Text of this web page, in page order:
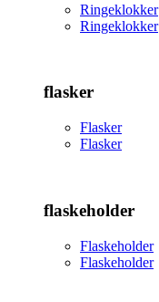
Ringeklokker
Ringeklokker
flasker
Flasker
Flasker
flaskeholder
Flaskeholder
Flaskeholder